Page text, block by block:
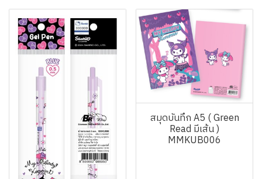
สมุดบันทึก A5 ( Green
Read มีเส้น )
MMKUB006